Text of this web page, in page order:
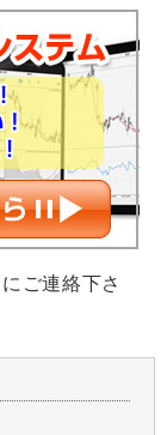
ご連絡下さ